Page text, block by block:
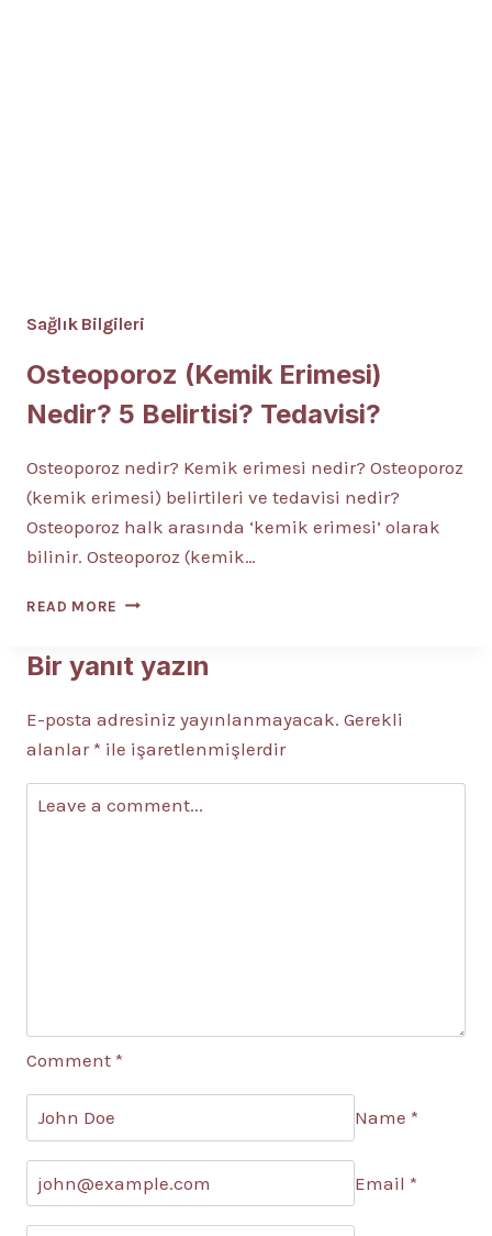
Sağlık Bilgileri
Osteoporoz (Kemik Erimesi)
Nedir? 5 Belirtisi? Tedavisi?
Osteoporoz nedir? Kemik erimesi nedir? Osteoporoz
(kemik erimesi) belirtileri ve tedavisi nedir?
Osteoporoz halk arasında ‘kemik erimesi’ olarak
bilinir. Osteoporoz (kemik…
READ MORE OSTEOPOROZ
NEDIR?
BELIRTISI?
Bir yanıt yazın
E-posta adresiniz yayınlanmayacak. Gerekli
alanlar* ile işaretlenmişlerdir
Comment *
Name *
Email *